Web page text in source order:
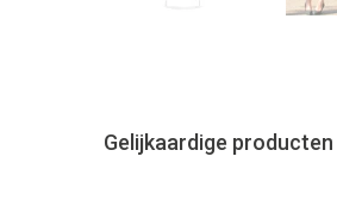
Gelijkaardige producten